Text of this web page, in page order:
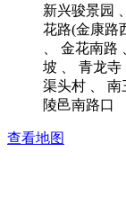
新兴骏景园
花路(金康路
、 金花南
坡 、 青龙寺
渠头村 、 南
陵邑南路口
查看地图